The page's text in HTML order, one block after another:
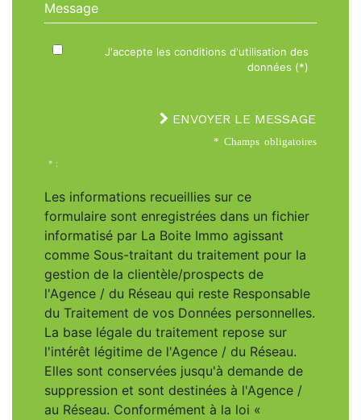
J'accepte les conditions d'utilisation des
données (*)
ENVOYER LE MESSAGE
* Champs obligatoires
* :
Les informations recueillies sur ce
formulaire sont enregistrées dans un fichier
informatisé par La Boite Immo agissant
comme Sous-traitant du traitement pour la
gestion de la clientèle/prospects de
l'Agence / du Réseau qui reste Responsable
du Traitement de vos Données personnelles.
La base légale du traitement repose sur
l'intérêt légitime de l'Agence / du Réseau.
Elles sont conservées jusqu'à demande de
suppression et sont destinées à l'Agence /
au Réseau. Conformément à la loi «